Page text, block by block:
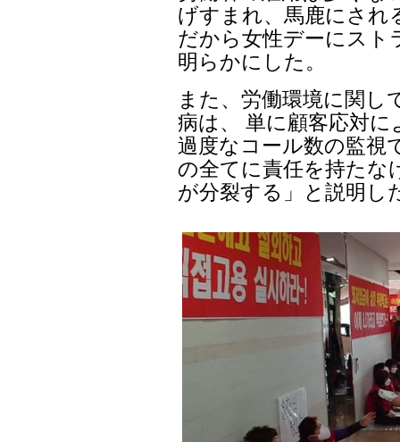
げすまれ、馬鹿にされ
だから女性デーにス
明らかにした。
また、労働環境に関し
病は、 単に顧客応対
過度なコール数の監視
の全てに責任を持たな
が分裂する」と説明し